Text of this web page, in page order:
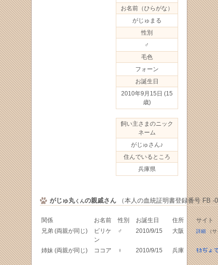
お名前（ひらがな）
がじゅまる
性別
♂
毛色
フォーン
お誕生日
2010年9月15日 (15
歳)
飼い主さまのニック
ネーム
がじゅさん♪
住んでいるところ
兵庫県
がじゅ丸くんの親戚さん（本人の血統証明書登録番号 FB -
関係 お名前 性別 お誕生日 住所
サイト
兄弟 (両親が同じ)
ビリケ
ン
♂ 2010/9/15 大阪 詳細（サ
姉妹 (両親が同じ) ココア ♀ 2010/9/15 兵庫 ﾓｶぢょ